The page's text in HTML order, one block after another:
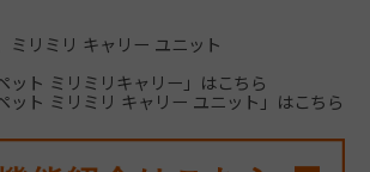
ミリミリ キャリー ユニット
ット ミリミリキャリー」はこちら
ット ミリミリ キャリー ユニット」はこちら